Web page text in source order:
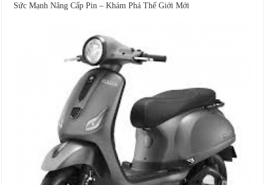
Sức Mạnh Nâng Cấp Pin – Khám Phá Thế Giới Mới